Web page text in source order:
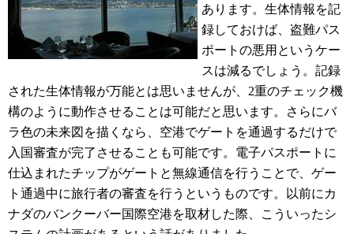
あります。生体情報を記
録しておけば、盗難パス
ポートの悪用というケー
スは減るでしょう。記録
された生体情報が万能とは思いませんが、2重のチェック機
構のように動作させることは可能だと思います。さらにバ
ラ色の未来図を描くなら、空港でゲートを通過するだけで
入国審査が完了させることも可能です。電子パスポートに
仕込まれたチップがゲートと無線通信を行うことで、ゲー
ト通過中に旅行者の審査を行うというものです。以前にカ
ナダのバンクーバー国際空港を取材した際、こういったシ